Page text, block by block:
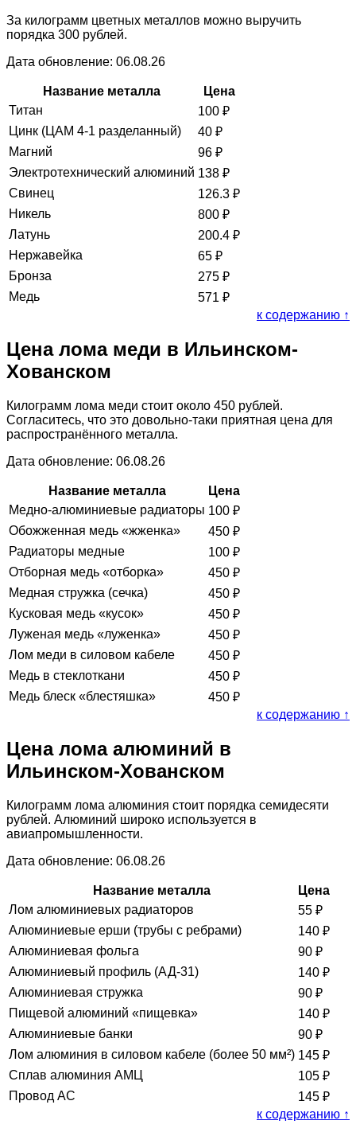
За килограмм цветных металлов можно выручить
порядка 300 рублей.
Дата обновление: 06.08.26
Название металла
Цена
Титан
100 ₽
Цинк (ЦАМ 4-1 разделанный)
40 ₽
Магний
96 ₽
Электротехнический алюминий 138 ₽
Свинец
126.3 ₽
Никель
800 ₽
Латунь
200.4 ₽
Нержавейка
65 ₽
Бронза
275 ₽
Медь
571 ₽
к содержанию ↑
Цена лома меди в Ильинском-
Хованском
Килограмм лома меди стоит около 450 рублей.
Согласитесь, что это довольно-таки приятная цена для
распространённого металла.
Дата обновление: 06.08.26
Название металла
Цена
Медно-алюминиевые радиаторы 100 ₽
Обожженная медь «жженка»
450 ₽
Радиаторы медные
100 ₽
Отборная медь «отборка»
450 ₽
Медная стружка (сечка)
450 ₽
Кусковая медь «кусок»
450 ₽
Луженая медь «луженка»
450 ₽
Лом меди в силовом кабеле
450 ₽
Медь в стеклоткани
450 ₽
Медь блеск «блестяшка»
450 ₽
к содержанию ↑
Цена лома алюминий в
Ильинском-Хованском
Килограмм лома алюминия стоит порядка семидесяти
рублей. Алюминий широко используется в
авиапромышленности.
Дата обновление: 06.08.26
Название металла
Цена
Лом алюминиевых радиаторов
55 ₽
Алюминиевые ерши (трубы с ребрами)
140 ₽
Алюминиевая фольга
90 ₽
Алюминиевый профиль (АД-31)
140 ₽
Алюминиевая стружка
90 ₽
Пищевой алюминий «пищевка»
140 ₽
Алюминиевые банки
90 ₽
Лом алюминия в силовом кабеле (более 50 мм²) 145 ₽
Сплав алюминия АМЦ
105 ₽
Провод АС
145 ₽
к содержанию ↑